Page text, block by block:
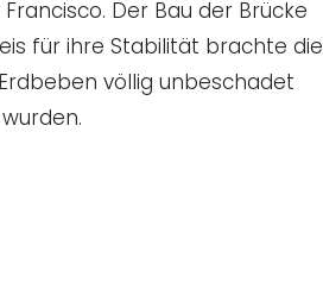
Der Bau der Brücke
für ihre Stabilität brachte die
völlig unbeschadet